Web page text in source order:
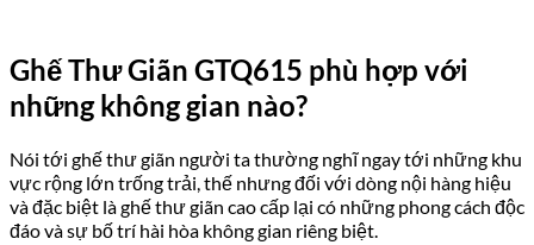
Ghế Thư Giãn GTQ615 phù hợp với
những không gian nào?
Nói tới ghế thư giãn người ta thường nghĩ ngay tới những khu
vực rộng lớn trống trải, thế nhưng đối với dòng nội hàng hiệu
và đặc biệt là ghế thư giãn cao cấp lại có những phong cách độc
đáo và sự bố trí hài hòa không gian riêng biệt.